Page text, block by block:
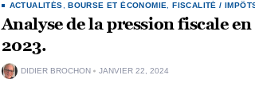
ACTUALITÉS ,BOURSE ET ÉCONOMIE ,FISCALITÉ /
Analyse de la pression fiscale en
2023.
DIDIER BROCHON JANVIER 22, 2024